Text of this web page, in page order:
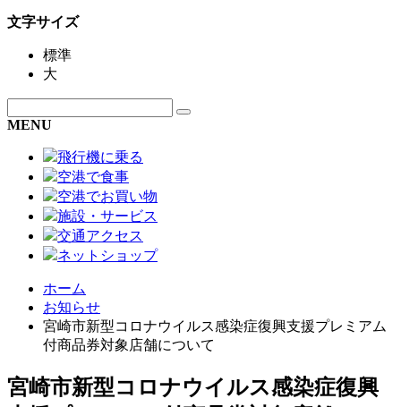
文字サイズ
標準
大
MENU
飛行機に乗る
空港で食事
空港でお買い物
施設・サービス
交通アクセス
ネットショップ
ホーム
お知らせ
宮崎市新型コロナウイルス感染症復興支援プレミアム
付商品券対象店舗について
宮崎市新型コロナウイルス感染症復興